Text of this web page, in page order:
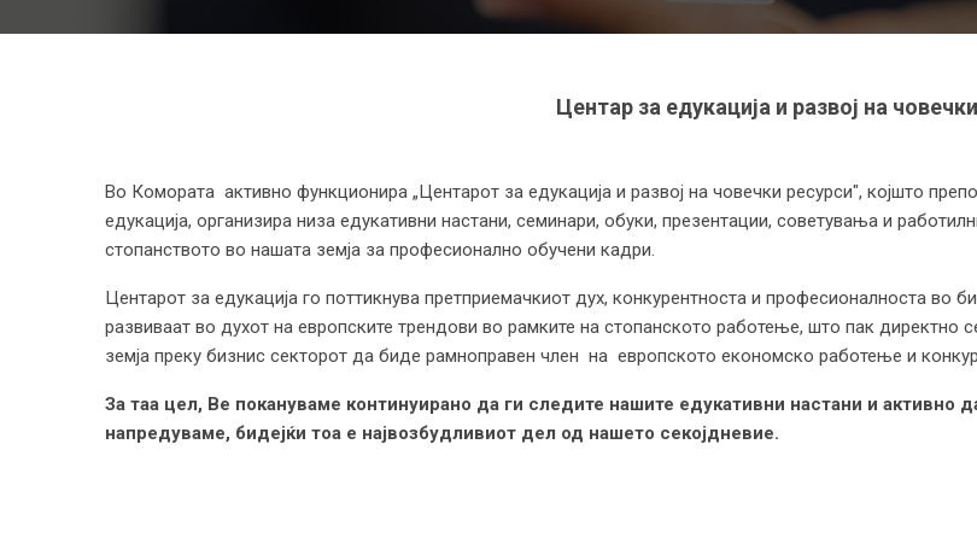
Центар за едукација и развој на
Во Комората активно функционира „Центарот за едукација и развој на човечки ресурси", којшто
едукација, организира низа едукативни настани, семинари, обуки, презентации, советувања и
стопанството во нашата земја за професионално обучени кадри.
Центарот за едукација го поттикнува претприемачкиот дух, конкурентноста и професионалноста во
развиваат во духот на европските трендови во рамките на стопанското работење, што пак директно
земја преку бизнис секторот да биде рамноправен член на европското економско работење и
За таа цел, Ве покануваме континуирано да ги следите нашите едукативни настани и активно
напредуваме, бидејќи тоа е највозбудливиот дел од нашето секојдневие.